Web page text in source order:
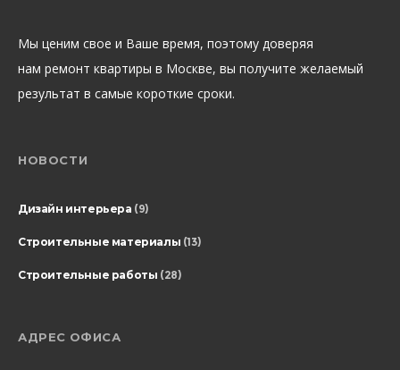
Мы ценим свое и Ваше время, поэтому доверяя
нам ремонт квартиры в Москве, вы получите желаемый
результат в самые короткие сроки.
НОВОСТИ
Дизайн интерьера (9)
Строительные материалы (13)
Строительные работы (28)
АДРЕС ОФИСА